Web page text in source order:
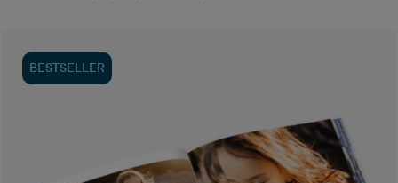
BESTSELLER